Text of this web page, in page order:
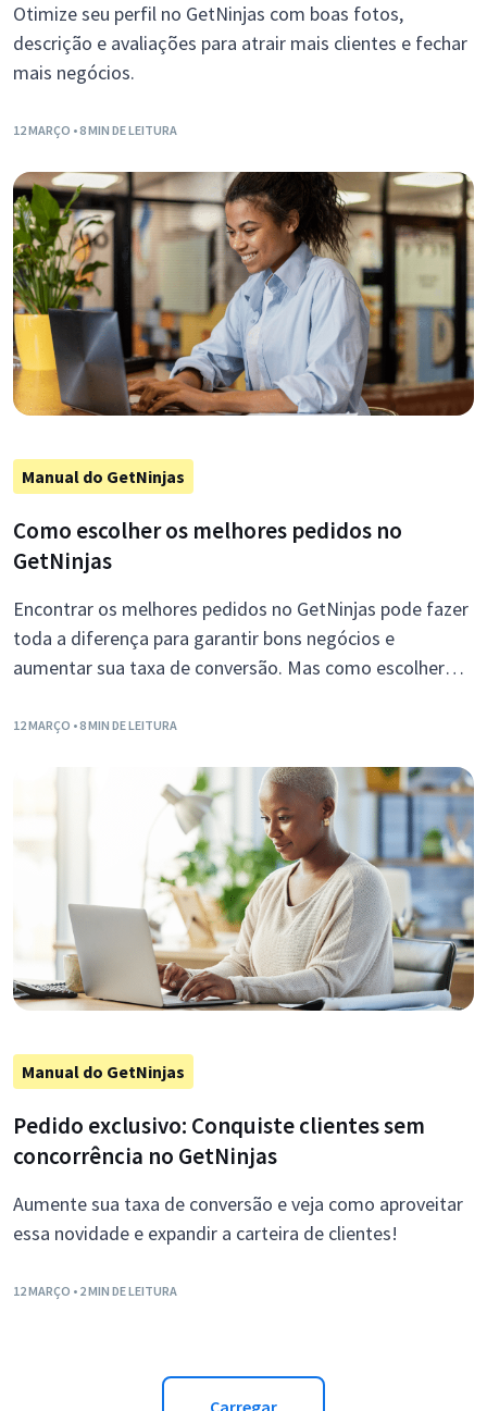
Otimize seu perfil no GetNinjas com boas fotos,
descrição e avaliações para atrair mais clientes e fechar
mais negócios.
12 MARÇO • 8 MIN DE LEITURA
Manual do GetNinjas
Como escolher os melhores pedidos no
GetNinjas
Encontrar os melhores pedidos no GetNinjas pode fazer
toda a diferença para garantir bons negócios e
aumentar sua taxa de conversão. Mas como escolher
12 MARÇO • 8 MIN DE LEITURA
Manual do GetNinjas
Pedido exclusivo: Conquiste clientes sem
concorrência no GetNinjas
Aumente sua taxa de conversão e veja como aproveitar
essa novidade e expandir a carteira de clientes!
12 MARÇO • 2 MIN DE LEITURA
Carregar